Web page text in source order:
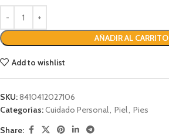
AÑADIR AL CARRITO
Add to wishlist
SKU:8410412027106
Categorías:Cuidado Personal, Piel, Pies
Share: